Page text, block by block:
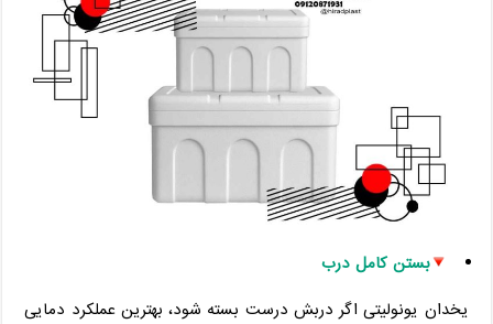
بستن کامل درب
یخدان یونولیتی اگر دربش درست بسته شود، بهترین عملکرد دمایی